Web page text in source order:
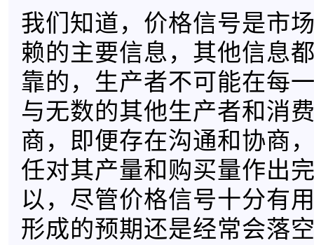
我们知道，价格信号是市
赖的主要信息，其他信息
靠的，生产者不可能在每
与无数的其他生产者和消
商，即便存在沟通和协商
任对其产量和购买量作出
以，尽管价格信号十分有
形成的预期还是经常会落